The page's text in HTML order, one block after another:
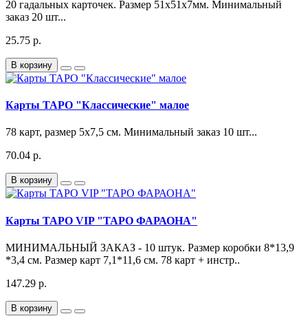
20 гадальных карточек. Размер 51х51х7мм. Минимальный
заказ 20 шт...
25.75 р.
В корзину
Карты ТАРО "Классические" малое
78 карт, размер 5х7,5 см. Минимальный заказ 10 шт...
70.04 р.
В корзину
Карты ТАРО VIP "ТАРО ФАРАОНА"
МИНИМАЛЬНЫЙ ЗАКАЗ - 10 штук. Размер коробки 8*13,9
*3,4 см. Размер карт 7,1*11,6 см. 78 карт + инстр..
147.29 р.
В корзину